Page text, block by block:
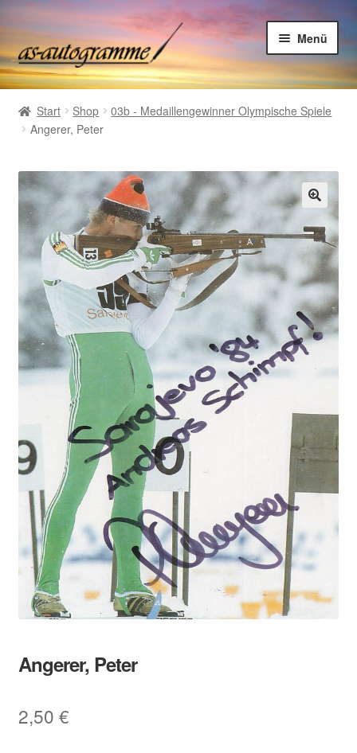
Zur
Navigation
springen
Zum
Inhalt
springen
Menü
Home
Shop
Suchliste Autogramme
Kontakt
Kasse
Warenkorb
Start Shop
03b - Medaillengewinner Olympische Spiele
Angerer, Peter
Angerer, Peter
2,50 €